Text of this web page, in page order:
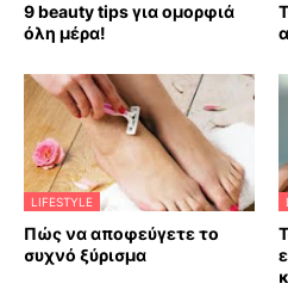
9 beauty tips για ομορφιά
όλη μέρα!
LIFESTYLE
Πώς να αποφεύγετε το
συχνό ξύρισμα